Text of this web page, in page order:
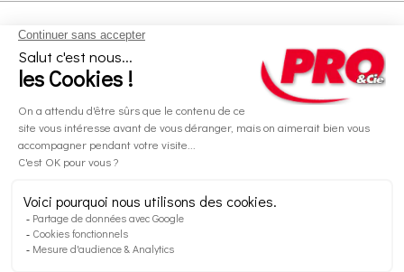
Aides et informations
Services
Informations légales
Nos magasins